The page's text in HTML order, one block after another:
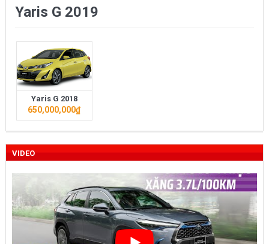
nào?
nhất trên thị trường.
Những dòng xe của Toyota đang chiếm lĩnh tại thị trường
Việt Nam?
Toyota Việt Nam chính thức ra mắt Toyota Fortuner 2022 và
Land cruiser 2022 phiên bản mới
“Bật mí” những thay đổi của Toyota Land Cruiser 2021 vừa
được ra mắt tại Việt Nam
Yaris G 2019
Yaris G 2018
650,000,000₫
VIDEO